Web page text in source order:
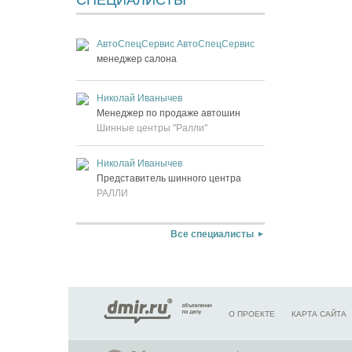
АвтоСпецСервис АвтоСпецСервис
менеджер салона
Николай Иванычев
Менеджер по продаже автошин
Шинные центры "Ралли"
Николай Иванычев
Представитель шинного центра
РАЛЛИ
Все специалисты
О ПРОЕКТЕ КАРТА САЙТА